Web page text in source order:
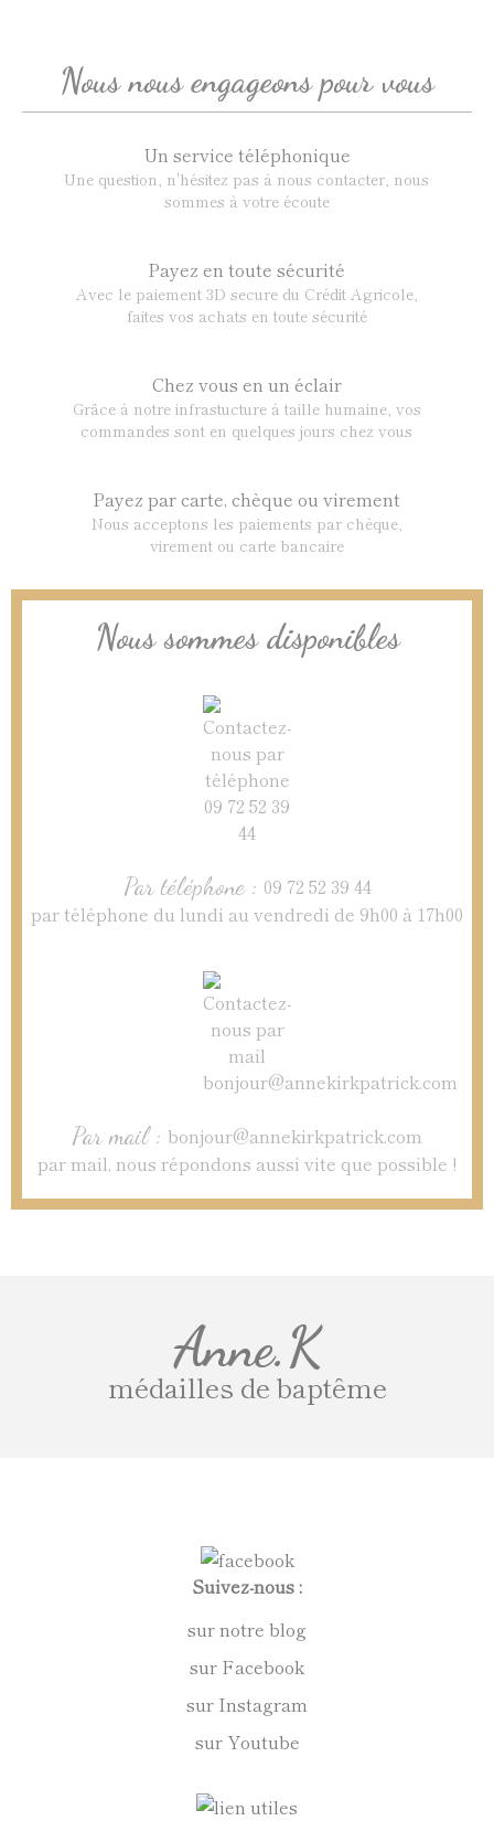
Nous nous engageons pour vous
Un service téléphonique
Une question, n'hésitez pas à nous contacter, nous
sommes à votre écoute
Payez en toute sécurité
Avec le paiement 3D secure du Crédit Agricole,
faites vos achats en toute sécurité
Chez vous en un éclair
Grâce à notre infrastucture à taille humaine, vos
commandes sont en quelques jours chez vous
Payez par carte, chèque ou virement
Nous acceptons les paiements par chèque,
virement ou carte bancaire
Nous sommes disponibles
Par téléphone : 09 72 52 39 44
par téléphone du lundi au vendredi de 9h00 à 17h00
Par mail : bonjour@annekirkpatrick.com
par mail, nous répondons aussi vite que possible !
Anne.K
médailles de baptême
Suivez-nous :
sur notre blog
sur Facebook
sur Instagram
sur Youtube